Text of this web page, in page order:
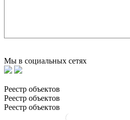
Мы в социальных сетях
Реестр объектов
Реестр объектов
Реестр объектов